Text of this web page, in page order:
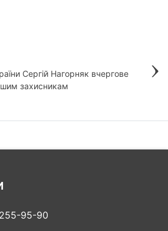
Сергій Нагорняк вчергове
захисникам
95-90